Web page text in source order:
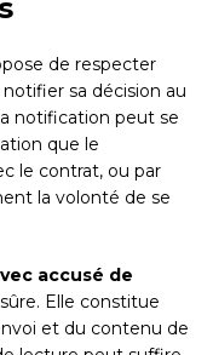
de respecter
notifier sa décision au
notification peut se
que le
le contrat, ou par
la volonté de se
accusé de
Elle constitue
et du contenu de